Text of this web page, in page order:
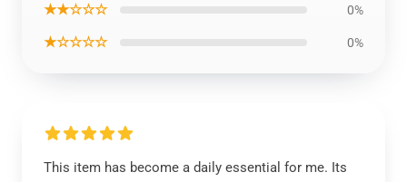
★★☆☆☆ 0%
★☆☆☆☆ 0%
This item has become a daily essential for me. Its